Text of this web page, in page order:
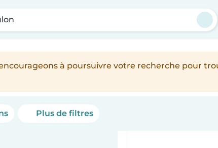
à poursuivre votre recherche pour
Plus de filtres